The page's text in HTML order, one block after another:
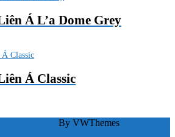
Á L’a Dome Grey
Á Classic
By VWThemes